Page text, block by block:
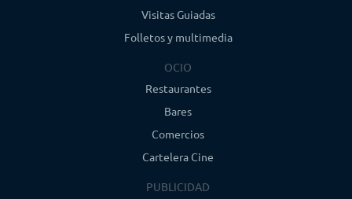
Visitas Guiadas
Folletos y multimedia
OCIO
Restaurantes
Bares
Comercios
Cartelera Cine
PUBLICIDAD